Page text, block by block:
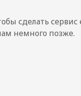
сделать сервис
немного позже.